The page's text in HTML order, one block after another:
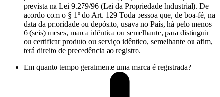
prevista na Lei 9.279/96 (Lei da Propriedade Industrial). De
acordo com o § 1º do Art. 129 Toda pessoa que, de boa-fé, na
data da prioridade ou depósito, usava no País, há pelo menos
6 (seis) meses, marca idêntica ou semelhante, para distinguir
ou certificar produto ou serviço idêntico, semelhante ou afim,
terá direito de precedência ao registro.
Em quanto tempo geralmente uma marca é registrada?